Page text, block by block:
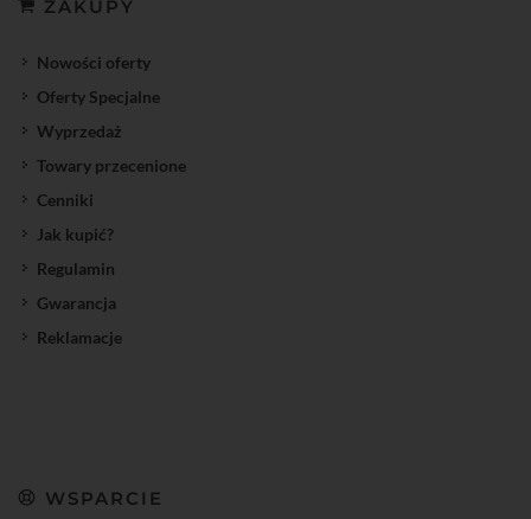
ZAKUPY
Nowości oferty
Oferty Specjalne
Wyprzedaż
Towary przecenione
Cenniki
Jak kupić?
Regulamin
Gwarancja
Reklamacje
WSPARCIE